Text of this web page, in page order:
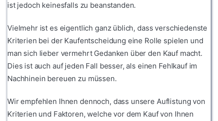
ist jedoch keinesfalls zu beanstanden.
Vielmehr ist es eigentlich ganz üblich, dass verschiedenste
Kriterien bei der Kaufentscheidung eine Rolle spielen und
man sich lieber vermehrt Gedanken über den Kauf macht.
Dies ist auch auf jeden Fall besser, als einen Fehlkauf im
Nachhinein bereuen zu müssen.
Wir empfehlen Ihnen dennoch, dass unsere Auflistung von
Kriterien und Faktoren, welche vor dem Kauf von Ihnen